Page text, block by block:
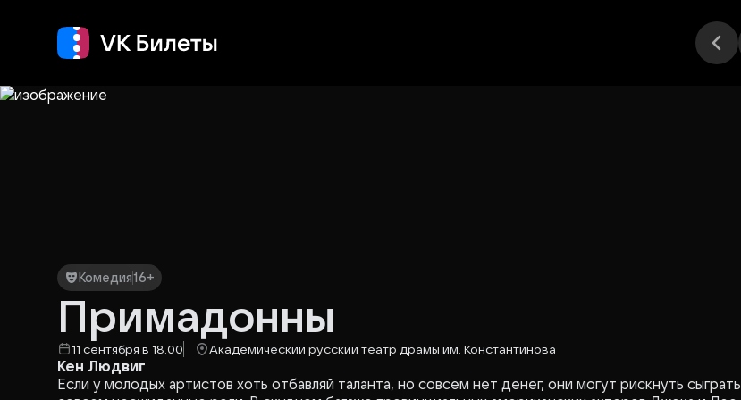
Комедия16+
Примадонны
11 сентября в 18.00 Академический русский театр драмы им. Константинова
Кен Людвиг
Если у молодых артистов хоть отбавляй таланта, но совсем нет денег, они могут рискнуть сыграть